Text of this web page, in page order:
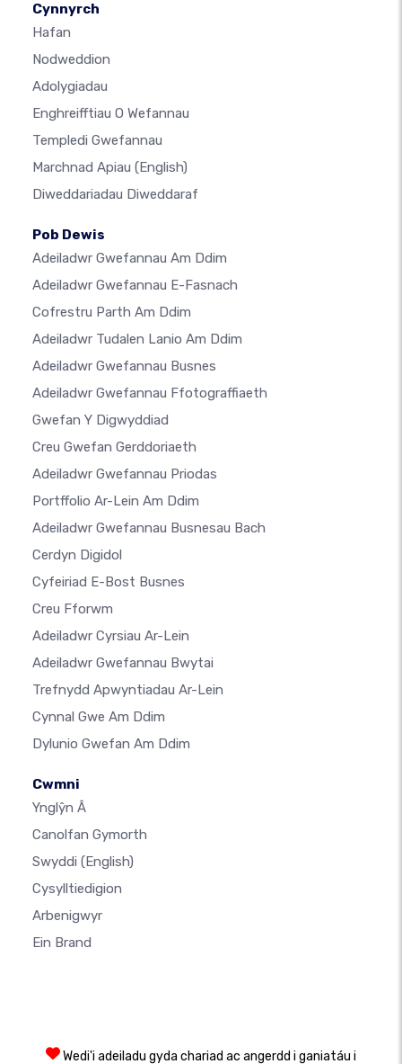
Cynnyrch
Hafan
Nodweddion
Adolygiadau
Enghreifftiau O Wefannau
Templedi Gwefannau
Marchnad Apiau (English)
Diweddariadau Diweddaraf
Pob Dewis
Adeiladwr Gwefannau Am Ddim
Adeiladwr Gwefannau E-Fasnach
Cofrestru Parth Am Ddim
Adeiladwr Tudalen Lanio Am Ddim
Adeiladwr Gwefannau Busnes
Adeiladwr Gwefannau Ffotograffiaeth
Gwefan Y Digwyddiad
Creu Gwefan Gerddoriaeth
Adeiladwr Gwefannau Priodas
Portffolio Ar-Lein Am Ddim
Adeiladwr Gwefannau Busnesau Bach
Cerdyn Digidol
Cyfeiriad E-Bost Busnes
Creu Fforwm
Adeiladwr Cyrsiau Ar-Lein
Adeiladwr Gwefannau Bwytai
Trefnydd Apwyntiadau Ar-Lein
Cynnal Gwe Am Ddim
Dylunio Gwefan Am Ddim
Cwmni
Ynglŷn Â
Canolfan Gymorth
Swyddi (English)
Cysylltiedigion
Arbenigwyr
Ein Brand
Wedi'i adeiladu gyda chariad ac angerdd i ganiatáu i